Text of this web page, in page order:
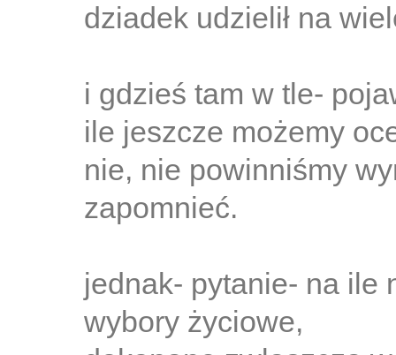
dziadek udzielił na
i gdzieś tam w tle-
ile jeszcze możemy
nie, nie powinniśmy
zapomnieć.
jednak- pytanie- na ile
wybory życiowe,